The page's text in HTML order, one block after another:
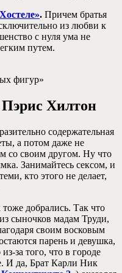
. Причем братья
из любви к
с нуля ума не
путем.
фигур»
Пэрис Хилтон
содержательная
а потом даже не
со своим другом. Ну что
Занимайтесь сексом, и
кто этого не делает,
добрались. Так что
сыночков мадам Труди,
своим восковым
парень и девушка,
за того, что в городе
И да, Брат Карли Ник